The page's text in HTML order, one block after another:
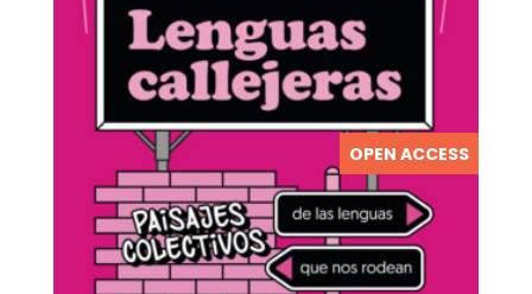
OPEN ACCESS